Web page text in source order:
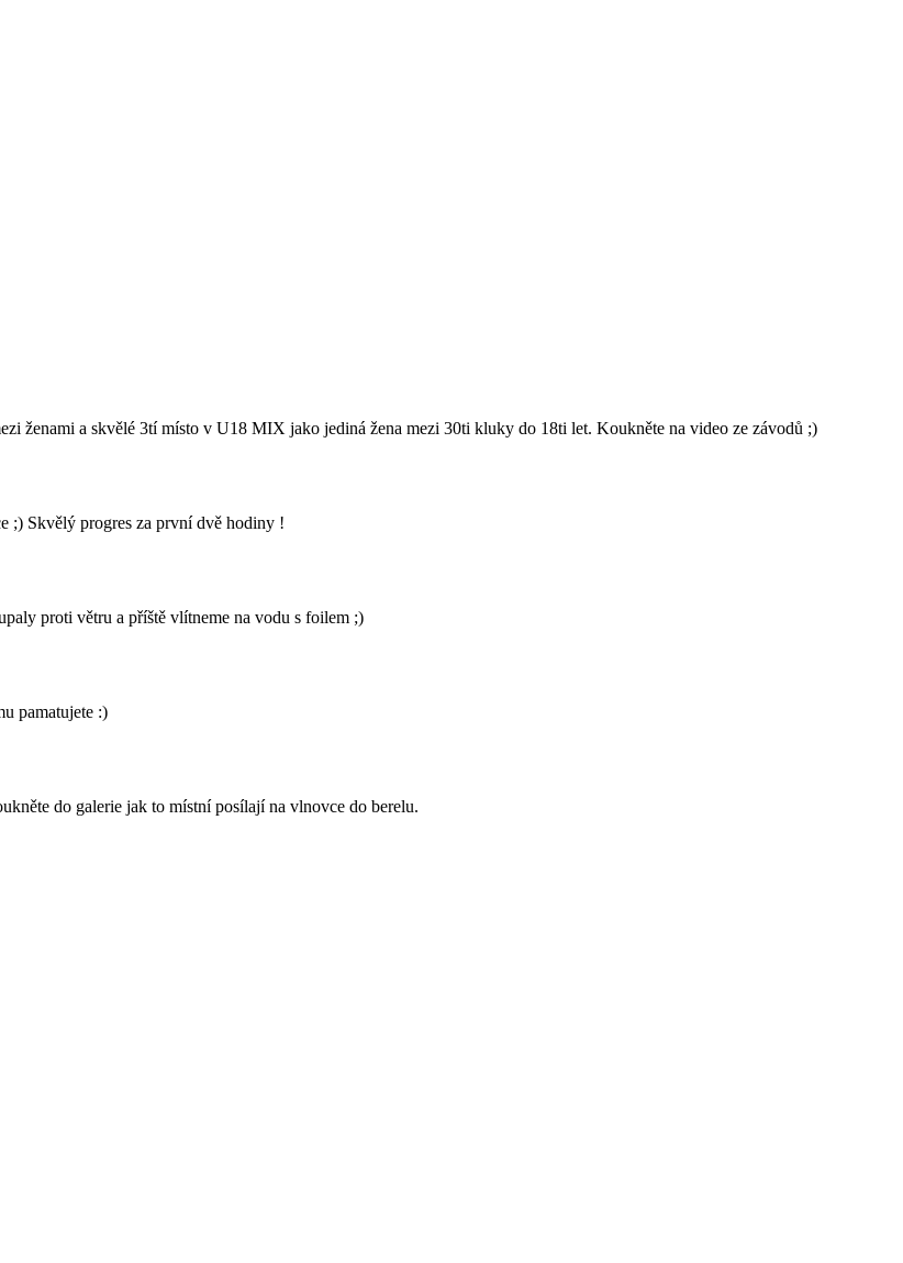
ženami a skvělé 3tí místo v U18 MIX jako jediná žena mezi 30ti kluky do 18ti let. Koukněte na video ze závodů ;)
;) Skvělý progres za první dvě hodiny !
proti větru a příště vlítneme na vodu s foilem ;)
pamatujete :)
do galerie jak to místní posílají na vlnovce do berelu.